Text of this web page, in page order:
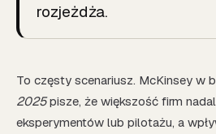
rozjeżdża.
To częsty scenariusz. McKinsey w
2025pisze, że większość firm
eksperymentów lub pilotażu, a